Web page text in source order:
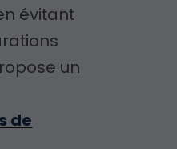
évitant
un
de